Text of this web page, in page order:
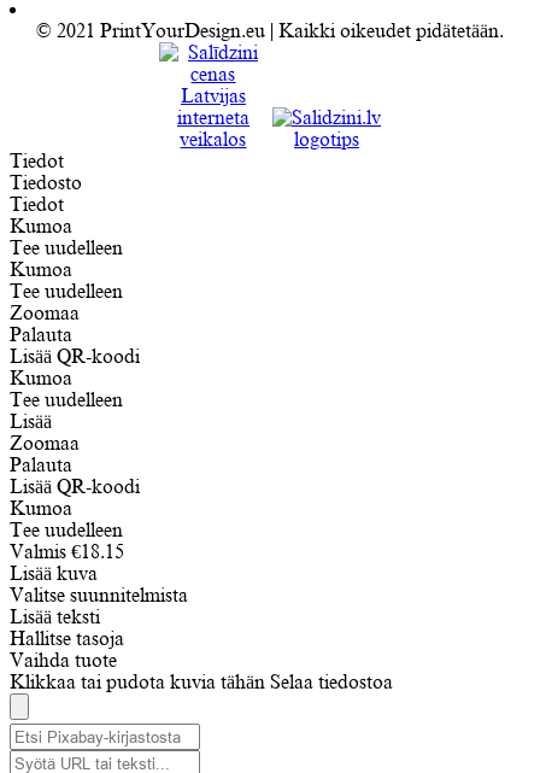
© 2021 PrintYourDesign.eu | Kaikki oikeudet pidätetään.
Tiedot
Tiedosto
Tiedot
Kumoa
Tee uudelleen
Kumoa
Tee uudelleen
Zoomaa
Palauta
Lisää QR-koodi
Kumoa
Tee uudelleen
Lisää
Zoomaa
Palauta
Lisää QR-koodi
Kumoa
Tee uudelleen
Valmis €18.15
Lisää kuva
Valitse suunnitelmista
Lisää teksti
Hallitse tasoja
Vaihda tuote
Klikkaa tai pudota kuvia tähän Selaa tiedostoa